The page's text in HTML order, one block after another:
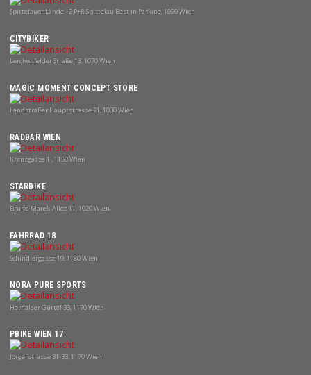
Spittelauer Lände 12 P+R Spittelau Best in Parking, 1090 Wien
CITYBIKER
Lerchenfelder Straße 13, 1070 Wien
MAGIC MOMENT CONCEPT STORE
Landstraßer Hauptstrasse 71, 1030 Wien
RADBAR WIEN
Kranzgasse 1 , 1150 Wien
STARBIKE
Bruno-Marek-Allee 11, 1020 Wien
FAHRRAD 18
Schindlergasse 19, 1180 Wien
NORA PURE SPORTS
Hernalser Gürtel 33, 1170 Wien
PBIKE WIEN 17
Jörgerstrasse 31-33, 1170 Wien